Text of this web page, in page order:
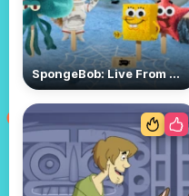
SpongeBob: Live From Bikini Bottom 2